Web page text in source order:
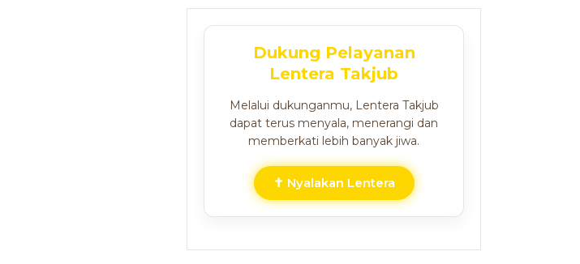
Dukung Pelayanan
Lentera Takjub
Melalui dukunganmu, Lentera Takjub
dapat terus menyala, menerangi dan
memberkati lebih banyak jiwa.
✝ Nyalakan Lentera